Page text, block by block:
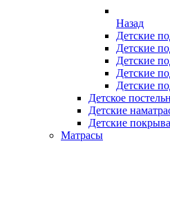
Назад
Детские
Детские
Детские
Детские
Детские
Детское
Детские
Детские
Матрасы